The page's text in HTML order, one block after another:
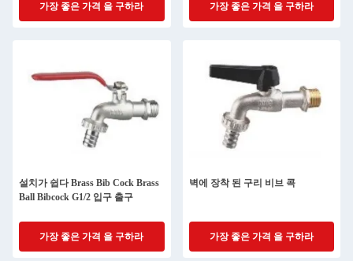
가장 좋은 가격 을 구하라 가장 좋은 가격 을 구하라
설치가 쉽다 Brass Bib Cock Brass
Ball Bibcock G1/2 입구 출구
가장 좋은 가격 을 구하라
벽에 장착 된 구리 비브 콕
가장 좋은 가격 을 구하라